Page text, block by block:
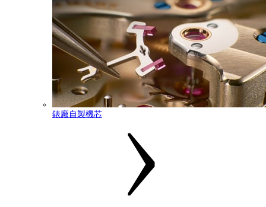
錶廠自製機芯